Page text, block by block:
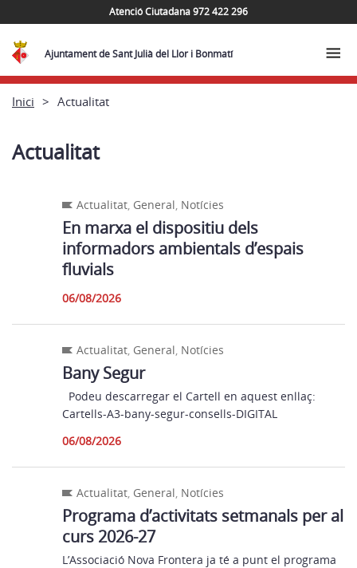
Atenció Ciutadana 972 422 296
Ajuntament de Sant Julià del Llor i Bonmatí
Inici Actualitat
Actualitat
Actualitat, General, Notícies
En marxa el dispositiu dels
informadors ambientals d’espais
fluvials
06/08/2026
Actualitat, General, Notícies
Bany Segur
Podeu descarregar el Cartell en aquest enllaç:
Cartells-A3-bany-segur-consells-DIGITAL
06/08/2026
Actualitat, General, Notícies
Programa d’activitats setmanals per al
curs 2026-27
L’Associació Nova Frontera ja té a punt el programa